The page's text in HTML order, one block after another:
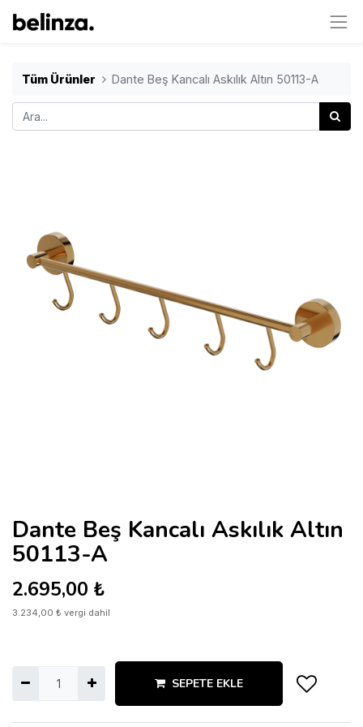
Tüm Ürünler Dante Beş Kancalı Askılık Altın 50113-A
Dante Beş Kancalı Askılık Altın
50113-A
2.695,00 ₺
3.234,00 ₺ vergi dahil
SEPETE EKLE